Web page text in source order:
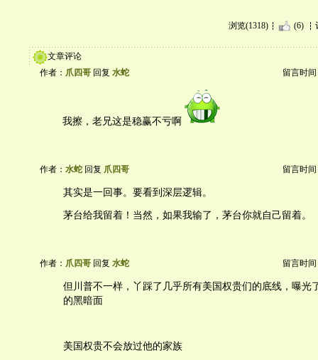
浏览(1318) (6)
文章评论
作者： 爪四哥 回复 水蛇 留言时间
我擦，老兄这是稳赢不亏啊
作者： 水蛇 回复 爪四哥 留言时间
其实是一回事。要看到深层逻辑。
茅台给我留着！当然，如果我输了，茅台你就自己留着。
作者： 爪四哥 回复 水蛇 留言时间
但川普不一样，丫踩了几乎所有美国权贵们的底线，曝光
的黑暗面
美国权贵不会放过他的家族